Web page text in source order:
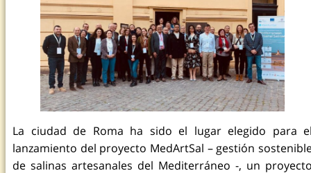
La ciudad de Roma ha sido el lugar elegido para
lanzamiento del proyecto MedArtSal – gestión
de salinas artesanales del Mediterráneo -, un